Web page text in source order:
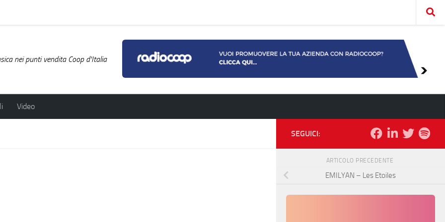
nei punti vendita Coop d'Italia
Video
SEGUICI:
ARTICOLO PRECEDENTE
EMILYAN – Les Etoiles